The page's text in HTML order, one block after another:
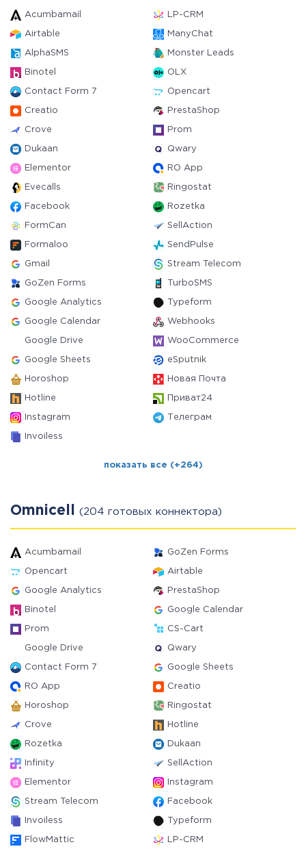
Acumbamail LP-CRM
Airtable ManyChat
AlphaSMS Monster Leads
Binotel OLX
Contact Form 7 Opencart
Creatio PrestaShop
Crove Prom
Dukaan Qwary
Elementor RO App
Evecalls Ringostat
Facebook Rozetka
FormCan SellAction
Formaloo SendPulse
Gmail Stream Telecom
GoZen Forms TurboSMS
Google Analytics Typeform
Google Calendar Webhooks
Google Drive WooCommerce
Google Sheets eSputnik
Horoshop Новая Почта
Hotline Приват24
Instagram Телеграм
Invoiless
показать все (+264)
Omnicell (204 готовых коннектора)
Acumbamail GoZen Forms
Opencart Airtable
Google Analytics PrestaShop
Binotel Google Calendar
Prom CS-Cart
Google Drive Qwary
Contact Form 7 Google Sheets
RO App Creatio
Horoshop Ringostat
Crove Hotline
Rozetka Dukaan
Infinity SellAction
Elementor Instagram
Stream Telecom Facebook
Invoiless Typeform
FlowMattic LP-CRM